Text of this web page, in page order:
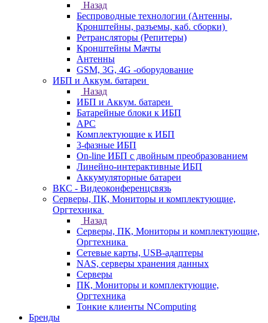
Назад
Беспроводные технологии (Антенны,
Кронштейны, разъемы, каб. сборки)
Ретрансляторы (Репитеры)
Кронштейны Мачты
Антенны
GSM, 3G, 4G -оборудование
ИБП и Аккум. батареи
Назад
ИБП и Аккум. батареи
Батарейные блоки к ИБП
APC
Комплектующие к ИБП
3-фазные ИБП
On-line ИБП с двойным преобразованием
Линейно-интерактивные ИБП
Аккумуляторные батареи
ВКС - Видеоконференцсвязь
Серверы, ПК, Мониторы и комплектующие,
Оргтехника
Назад
Серверы, ПК, Мониторы и комплектующие,
Оргтехника
Сетевые карты, USB-адаптеры
NAS, серверы хранения данных
Серверы
ПК, Мониторы и комплектующие,
Оргтехника
Тонкие клиенты NComputing
Бренды